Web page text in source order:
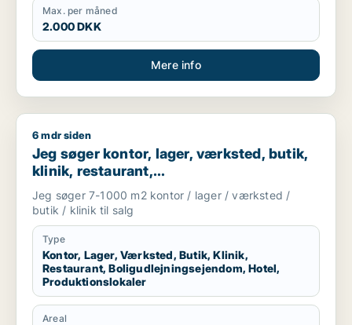
Max. per måned
2.000 DKK
Mere info
Jeg søger kontor, lager, værksted, butik, klinik, restaurant,
6 mdr siden
Jeg søger kontor, lager, værksted, butik,
klinik, restaurant,
boligudlejningsejendom, hotel eller
produktionslokaler til salg i Vordingborg,
Guldborgsund eller Lolland
Jeg søger 7-1000 m2 kontor / lager / værksted /
butik / klinik til salg
Type
Kontor, Lager, Værksted, Butik, Klinik,
Restaurant, Boligudlejningsejendom, Hotel,
Produktionslokaler
Areal